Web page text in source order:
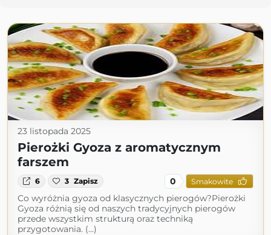
23 listopada 2025
Pierożki Gyoza z aromatycznym
farszem
6 3 Zapisz 0 Smakowite
Co wyróżnia gyoza od klasycznych pierogów?Pierożki
Gyoza różnią się od naszych tradycyjnych pierogów
przede wszystkim strukturą oraz techniką
przygotowania. (...)